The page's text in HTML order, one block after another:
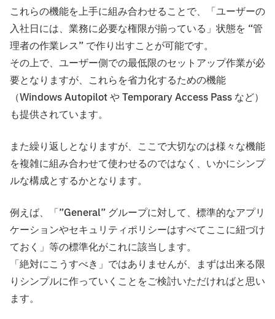
これらの機能を上手に組み合わせることで、「ユーザーの
入社日には、業務に必要な権限が揃っている」状態を “管
理者の作業レス” で作り出すことが可能です。
その上で、ユーザー側での最低限のセットアップ作業が必
要となりますが、これらを省力化するための機能
（Windows Autopilot や Temporary Access Pass など）
も提供されています。
また繰り返しとなりますが、ここで大切なのは様々な機能
を複雑に組み合わせて使わせるのではなく、いかにシンプ
ルな構成とするかとなります。
例えば、「”General” グループに対して、標準的なアプリ
ケーションやセキュリティポリシーはすべてここに紐づけ
ておく」等の標準化がこれに該当します。
「絶対にこうすべき」ではありませんが、まずは出来る限
りシンプルに作っていくことをご検討いただければと思い
ます。